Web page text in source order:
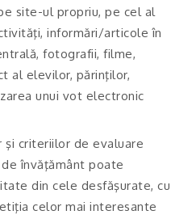
site-ul propriu, pe cel al
informări/articole în
fotografii, filme,
al elevilor, părinţilor,
unui vot electronic
şi criteriilor de evaluare
învăţământ poate
din cele desfăşurate, cu
celor mai interesante